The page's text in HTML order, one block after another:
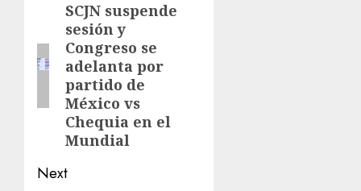
SCJN suspende
sesión y
Congreso se
adelanta por
partido de
México vs
Chequia en el
Mundial
Next